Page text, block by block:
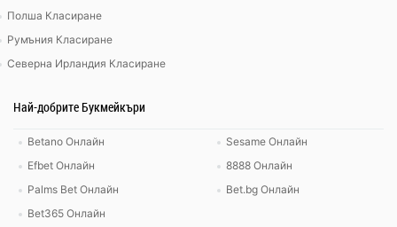
Полша Класиране
Румъния Класиране
Северна Ирландия Класиране
Най-добрите Букмейкъри
Betano Онлайн
Efbet Онлайн
Palms Bet Онлайн
Bet365 Онлайн
Sesame Онлайн
8888 Онлайн
Bet.bg Онлайн